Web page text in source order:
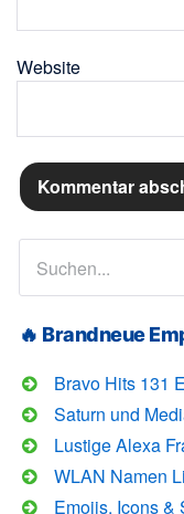
Website
🔥 Brandneue
Bravo Hits 131
Saturn und
Lustige Alexa
WLAN Namen
Emojis, Icons &